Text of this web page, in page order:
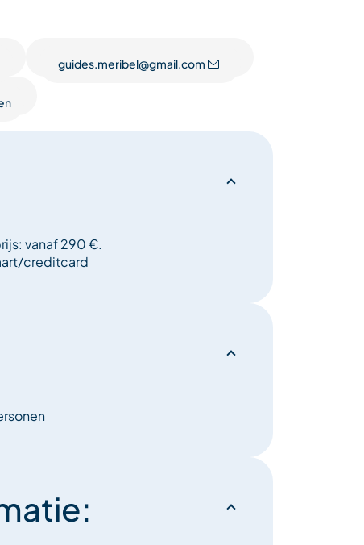
kleding geschikt voor de activiteit en het
gidsenbureau meegedeeld.
guides.meribel@gmail.com
vanaf 290 €.
creditcard